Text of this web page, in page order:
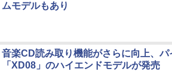
ムモデルもあり
音楽CD読み取り機能がさらに向上、
「XD08」のハイエンドモデルが発売